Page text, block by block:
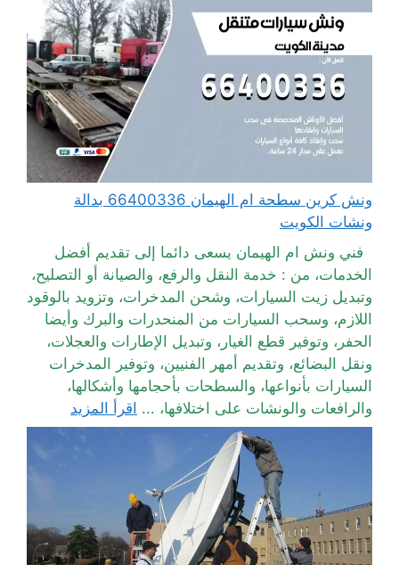
ونش كرين سطحة ام الهيمان 66400336 بدالة
ونشات الكويت
فني ونش ام الهيمان يسعى دائما إلى تقديم أفضل
الخدمات، من : خدمة النقل والرفع، والصيانة أو التصليح،
وتبديل زيت السيارات، وشحن المدخرات، وتزويد بالوقود
اللازم، وسحب السيارات من المنحدرات والبرك وأيضا
الحفر، وتوفير قطع الغيار، وتبديل الإطارات والعجلات،
ونقل البضائع، وتقديم أمهر الفنيين، وتوفير المدخرات
السيارات بأنواعها، والسطحات بأحجامها وأشكالها،
والرافعات والونشات على اختلافها، ... اقرأ المزيد